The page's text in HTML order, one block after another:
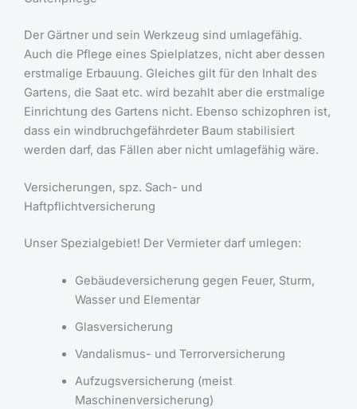
Der Gärtner und sein Werkzeug sind umlagefähig.
Auch die Pflege eines Spielplatzes, nicht aber dessen
erstmalige Erbauung. Gleiches gilt für den Inhalt des
Gartens, die Saat etc. wird bezahlt aber die erstmalige
Einrichtung des Gartens nicht. Ebenso schizophren ist,
dass ein windbruchgefährdeter Baum stabilisiert
werden darf, das Fällen aber nicht umlagefähig wäre.
Versicherungen, spz. Sach- und
Haftpflichtversicherung
Unser Spezialgebiet! Der Vermieter darf umlegen:
Gebäudeversicherung gegen Feuer, Sturm,
Wasser und Elementar
Glasversicherung
Vandalismus- und Terrorversicherung
Aufzugsversicherung (meist
Maschinenversicherung)